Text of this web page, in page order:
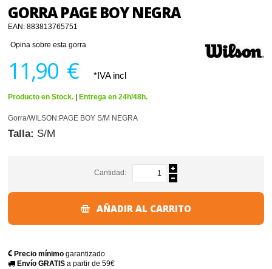
GORRA PAGE BOY NEGRA
EAN:883813765751
Opina sobre esta gorra
11,90 € *IVA incl
Producto en Stock. Entrega en 24h/48h.
Gorra/WILSON:PAGE BOY S/M NEGRA
Talla: S/M
Cantidad:
AÑADIR AL CARRITO
Precio mínimo garantizado
Envío GRATIS a partir de 59€